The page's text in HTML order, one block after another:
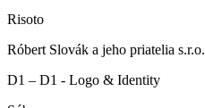
Risoto
Róbert Slovák a jeho priatelia s.r.o.
D1 – D1 - Logo & Identity